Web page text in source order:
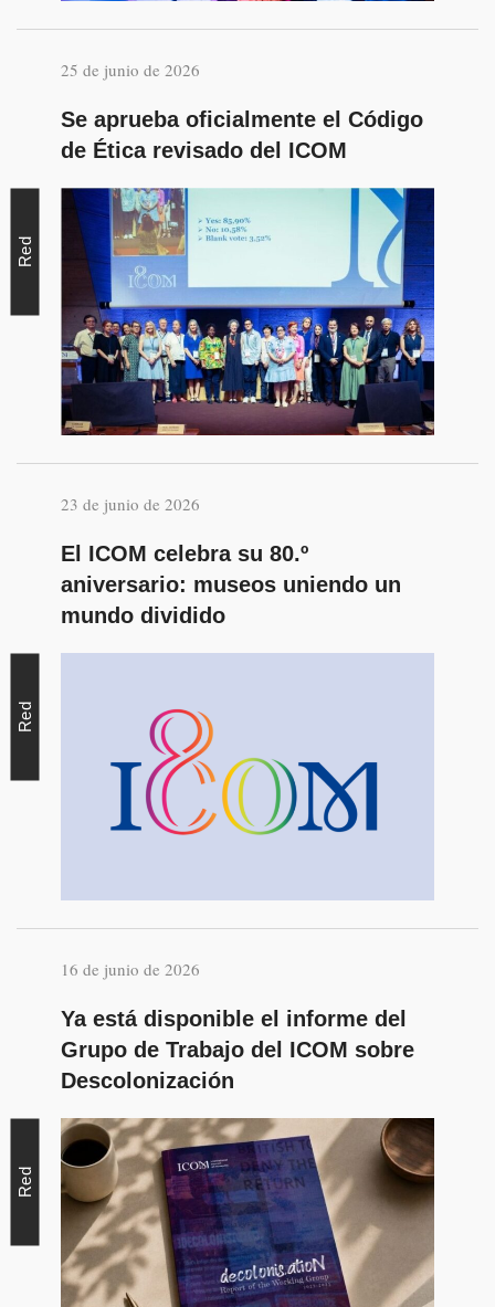
25 de junio de 2026
Se aprueba oficialmente el Código
de Ética revisado del ICOM
Red
23 de junio de 2026
El ICOM celebra su 80.º
aniversario: museos uniendo un
mundo dividido
Red
16 de junio de 2026
Ya está disponible el informe del
Grupo de Trabajo del ICOM sobre
Descolonización
Red